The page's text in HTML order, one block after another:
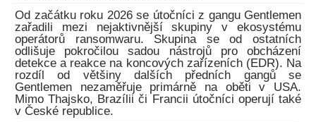
Od začátku roku 2026 se útočníci z gangu Gentlemen
zařadili mezi nejaktivnější skupiny v ekosystému
operátorů ransomwaru. Skupina se od ostatních
odlišuje pokročilou sadou nástrojů pro obcházení
detekce a reakce na koncových zařízeních (EDR). Na
rozdíl od většiny dalších předních gangů se
Gentlemen nezaměřuje primárně na oběti v USA.
Mimo Thajsko, Brazílii či Francii útočníci operují také
v České republice.